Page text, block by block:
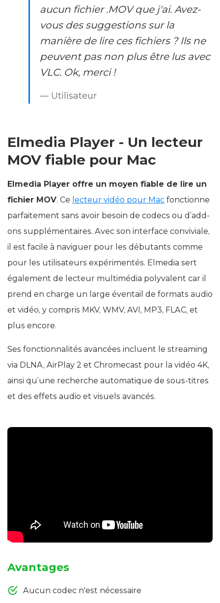
aucun fichier .MOV que j'ai. Avez-
vous des suggestions sur la
manière de lire ces fichiers ? Ils ne
peuvent pas non plus être lus avec
VLC. Ok, merci !
— Utilisateur
Elmedia Player - Un lecteur
MOV fiable pour Mac
Elmedia Player offre un moyen fiable de lire un
fichier MOV. Ce lecteur vidéo pour Mac fonctionne
parfaitement sans avoir besoin de codecs ou d’add-
ons supplémentaires. Avec son interface conviviale,
il est facile à naviguer pour les débutants comme
pour les utilisateurs expérimentés. Elmedia sert
également de lecteur multimédia polyvalent car il
prend en charge un large éventail de formats audio
et vidéo, y compris MKV, WMV, AVI, MP3, FLAC, et
plus encore.
Ses fonctionnalités avancées incluent le streaming
via DLNA, AirPlay 2 et Chromecast pour la vidéo 4K,
ainsi qu’une recherche automatique de sous-titres
et des effets audio et visuels avancés.
Avantages
Aucun codec n'est nécessaire